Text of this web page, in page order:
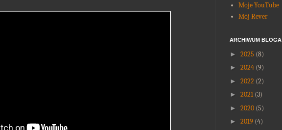
Moje YouTube
Mój Rever
ARCHIWUM BLOGA
► 2025 (8)
► 2024 (9)
► 2022 (2)
► 2021 (3)
► 2020 (5)
► 2019 (4)